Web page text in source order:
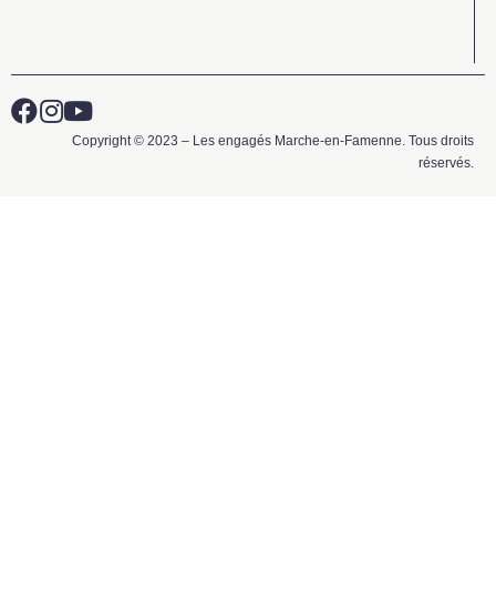
Copyright © 2023 – Les engagés Marche-en-Famenne. Tous droits
réservés.